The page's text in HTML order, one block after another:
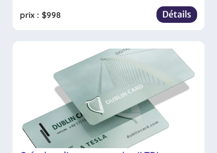
prix : $998 Détails